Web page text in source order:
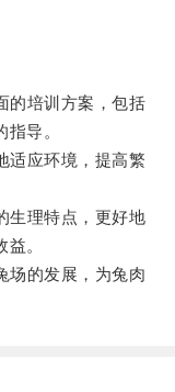
培训方案，包括
导。
应环境，提高繁
理特点，更好地
。
的发展，为兔肉